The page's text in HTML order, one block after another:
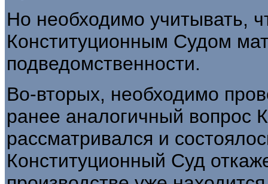
Но необходимо учитывать,
Конституционным Судом
подведомственности.
Во-вторых, необходимо
ранее аналогичный вопрос
рассматривался и
Конституционный Суд